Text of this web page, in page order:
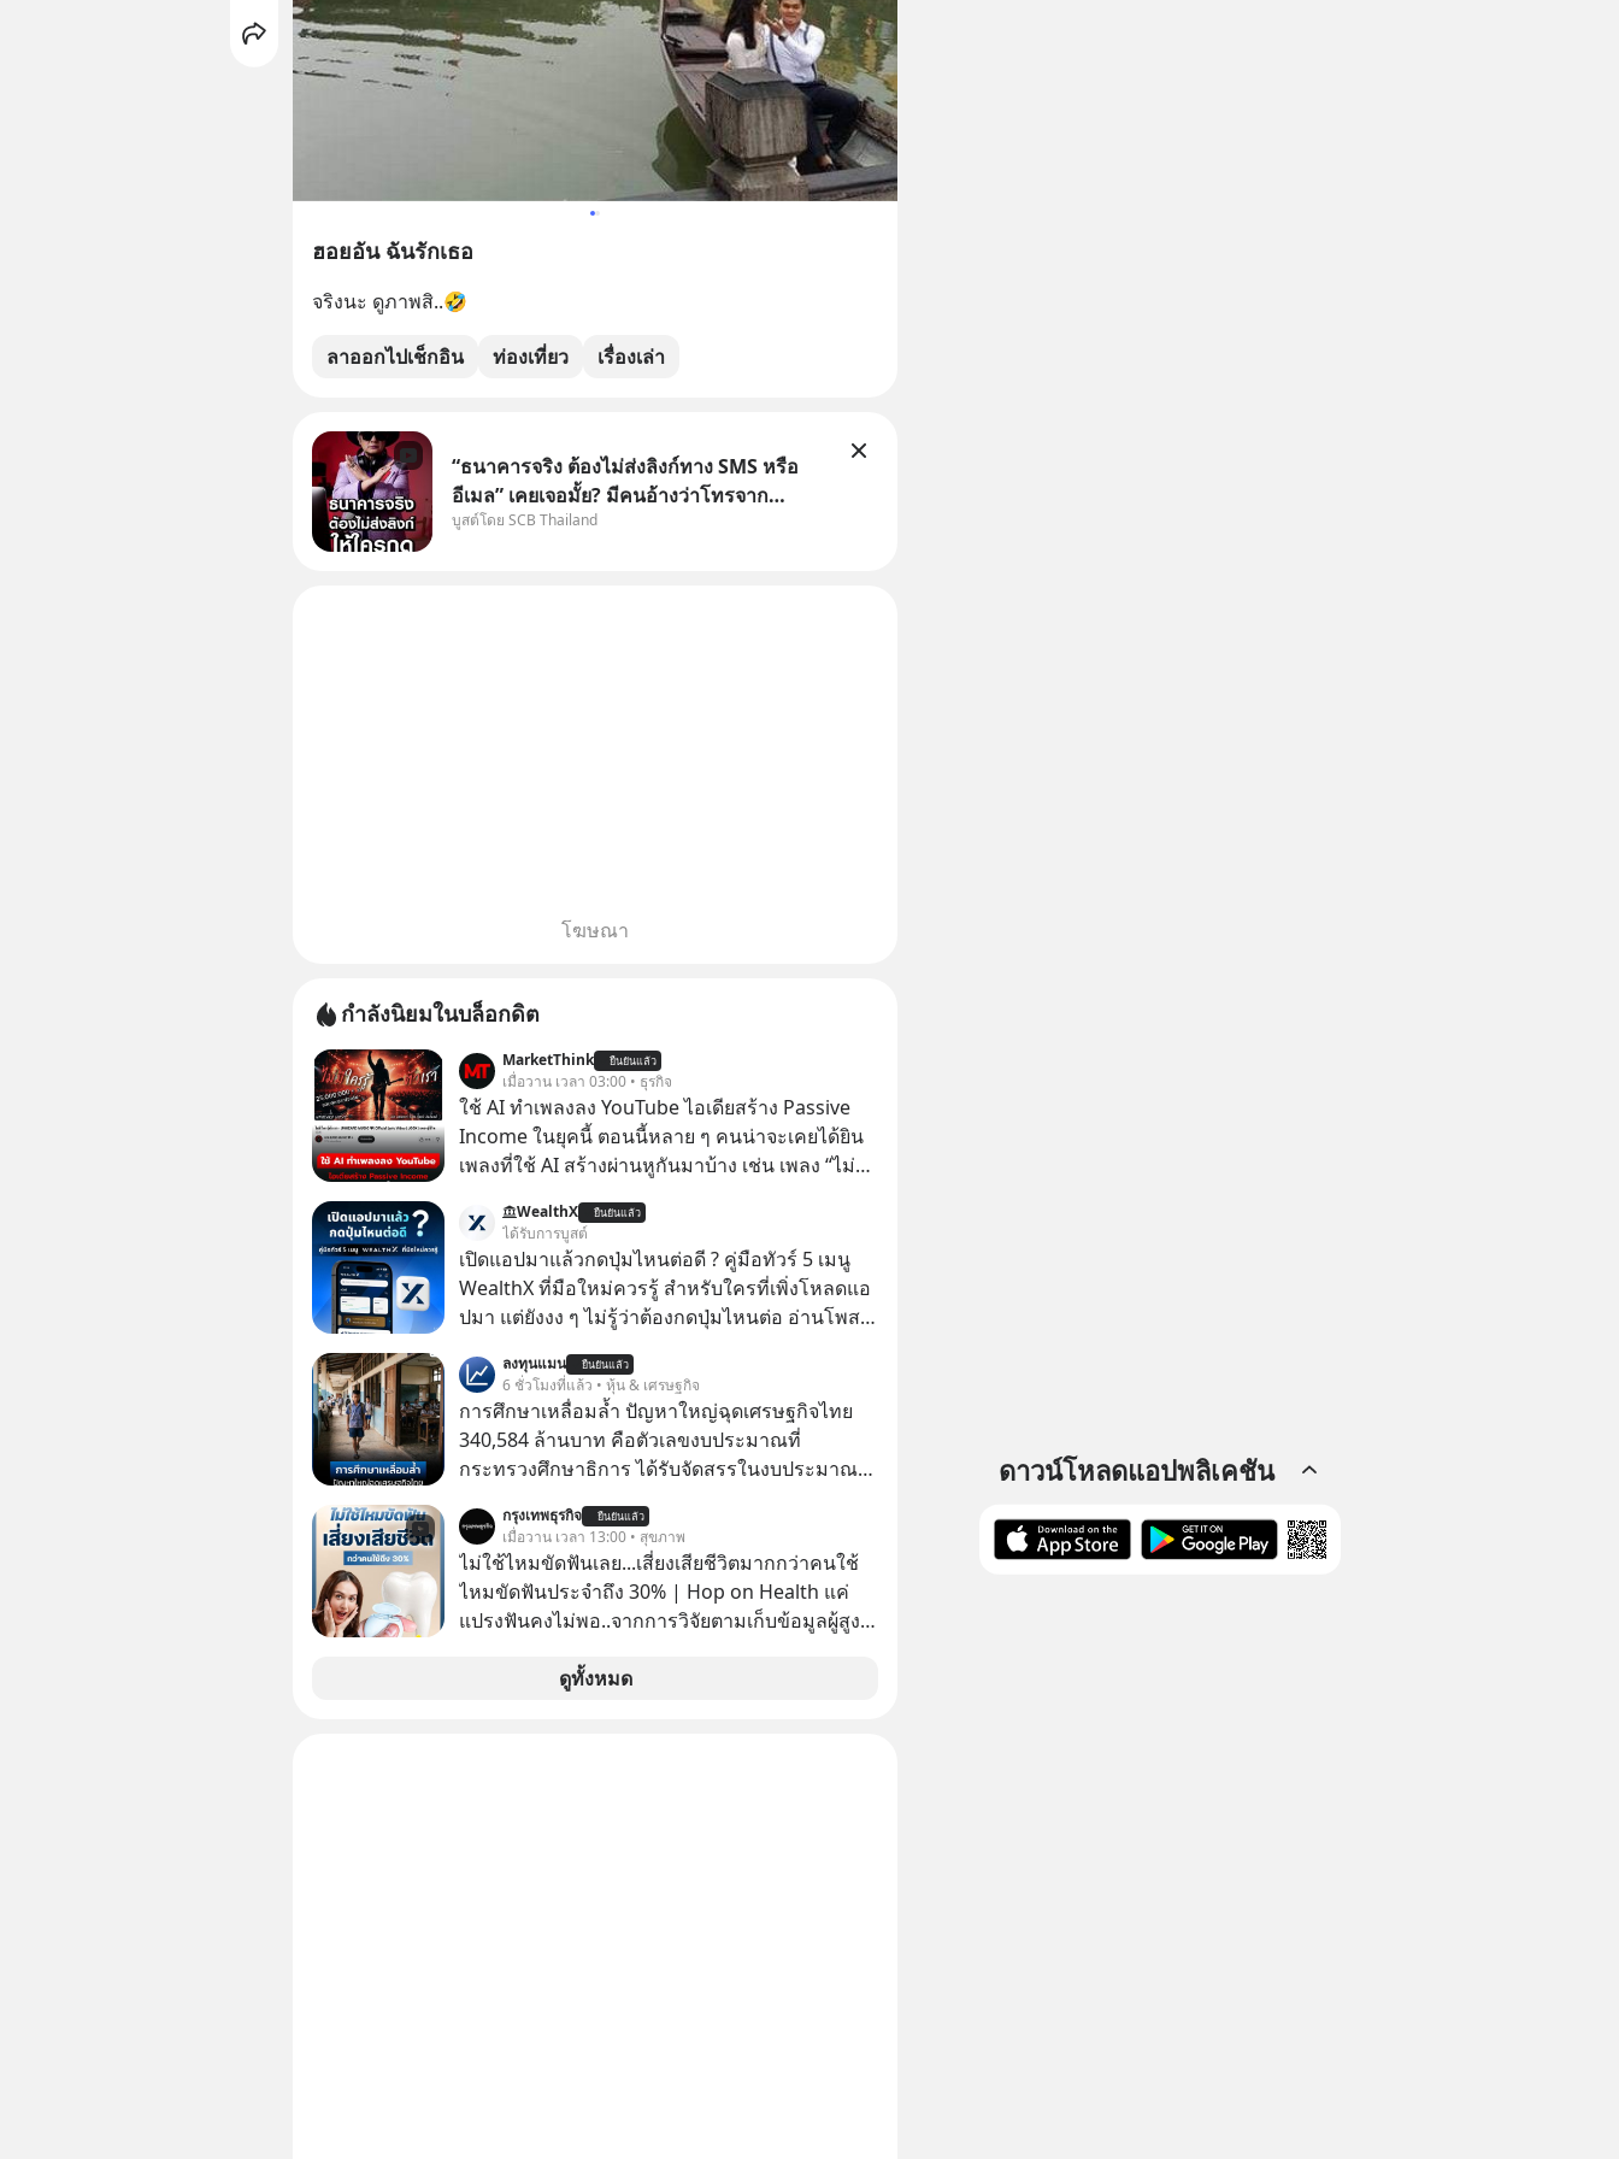
ฮอยอัน ฉันรักเธอ
จริงนะ ดูภาพสิ..🤣
ลาออกไปเช็กอิน ท่องเที่ยว เรื่องเล่า
“ธนาคารจริง ต้องไม่ส่งลิงก์ทาง SMS หรือ
อีเมล” เคยเจอมั้ย? มีคนอ้างว่าโทรจาก
ธนาคาร บอกว่าบัญชีมีปัญหา แล้วให้กดลิงก์
บูสต์โดย SCB Thailand
โฆษณา
กำลังนิยมในบล็อกดิต
MarketThink ยืนยันแล้ว
เมื่อวาน เวลา 03:00 • ธุรกิจ
ใช้ AI ทำเพลงลง YouTube ไอเดียสร้าง Passive
Income ในยุคนี้ ตอนนี้หลาย ๆ คนน่าจะเคยได้ยิน
เพลงที่ใช้ AI สร้างผ่านหูกันมาบ้าง เช่น เพลง “ไม่มี
ตอนนี้มียอดรับชมกว่า 26 ล้านครั้งแล้ว
WealthX ยืนยันแล้ว
ได้รับการบูสต์
เปิดแอปมาแล้วกดปุ่มไหนต่อดี ? คู่มือทัวร์ 5 เมนู
WealthX ที่มือใหม่ควรรู้ สำหรับใครที่เพิ่งโหลดแอ
ปมา แต่ยังงง ๆ ไม่รู้ว่าต้องกดปุ่มไหนต่อ อ่านโพสต์
ทำให้คุณใช้งานแอปเป็นได้ในทันที
ลงทุนแมน ยืนยันแล้ว
6 ชั่วโมงที่แล้ว • หุ้น & เศรษฐกิจ
การศึกษาเหลื่อมล้ำ ปัญหาใหญ่ฉุดเศรษฐกิจไทย
340,584 ล้านบาท คือตัวเลขงบประมาณที่
กระทรวงศึกษาธิการ ได้รับจัดสรรในงบประมาณ
จากกระทรวงการคลัง
กรุงเทพธุรกิจ ยืนยันแล้ว
เมื่อวาน เวลา 13:00 • สุขภาพ
ไม่ใช้ไหมขัดฟันเลย...เสี่ยงเสียชีวิตมากกว่าคนใช้
ไหมขัดฟันประจำถึง 30% | Hop on Health แค่
แปรงฟันคงไม่พอ..จากการวิจัยตามเก็บข้อมูลผู้สูง
ที่เกิดจากการไม่ใช้ไหมขัดฟันเป็นประจำ เสี่ยงเกิด
ดูทั้งหมด
ดาวน์โหลดแอปพลิเคชัน